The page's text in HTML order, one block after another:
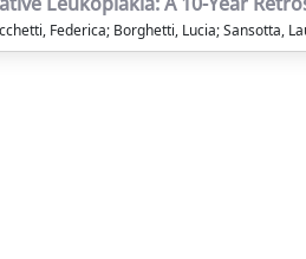
Federica; Borghetti, Lucia; Sansotta,